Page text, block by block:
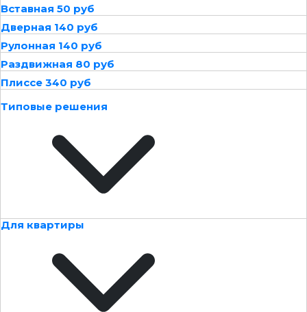
Вставная 50 руб
Дверная 140 руб
Рулонная 140 руб
Раздвижная 80 руб
Плиссе 340 руб
Типовые решения
Для квартиры